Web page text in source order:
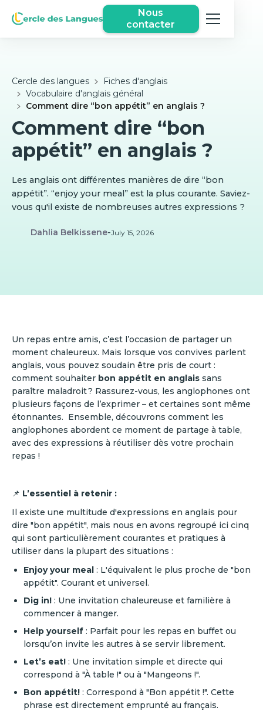
Nous
contacter
Cercle des langues
Fiches d'anglais
Vocabulaire d'anglais général
Comment dire “bon appétit” en anglais ?
Comment dire “bon
appétit” en anglais ?
Les anglais ont différentes manières de dire “bon
appétit”. “enjoy your meal” est la plus courante. Saviez-
vous qu'il existe de nombreuses autres expressions ?
Dahlia Belkissene-July 15, 2026
Un repas entre amis, c’est l’occasion de partager un
moment chaleureux. Mais lorsque vos convives parlent
anglais, vous pouvez soudain être pris de court :
comment souhaiter bon appétit en anglais sans
paraître maladroit ? Rassurez-vous, les anglophones ont
plusieurs façons de l’exprimer – et certaines sont même
étonnantes. Ensemble, découvrons comment les
anglophones abordent ce moment de partage à table,
avec des expressions à réutiliser dès votre prochain
repas !
📌 L’essentiel à retenir :
Il existe une multitude d'expressions en anglais pour
dire "bon appétit", mais nous en avons regroupé ici cinq
qui sont particulièrement courantes et pratiques à
utiliser dans la plupart des situations :
Enjoy your meal : L'équivalent le plus proche de "bon
appétit". Courant et universel.
Dig in! : Une invitation chaleureuse et familière à
commencer à manger.
Help yourself : Parfait pour les repas en buffet ou
lorsqu’on invite les autres à se servir librement.
Let’s eat! : Une invitation simple et directe qui
correspond à "À table !" ou à "Mangeons !".
Bon appétit! : Correspond à "Bon appétit !". Cette
phrase est directement emprunté au français.